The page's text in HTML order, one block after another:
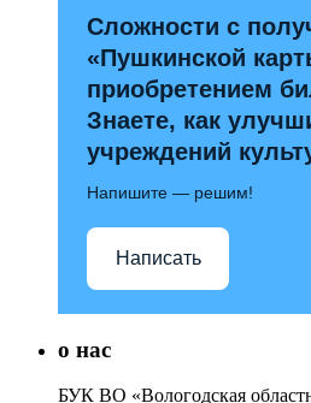
Сложности с
«Пушкинской
приобретением
Знаете, как
учреждений
Напишите — решим!
Написать
о нас
БУК ВО «Вологодская